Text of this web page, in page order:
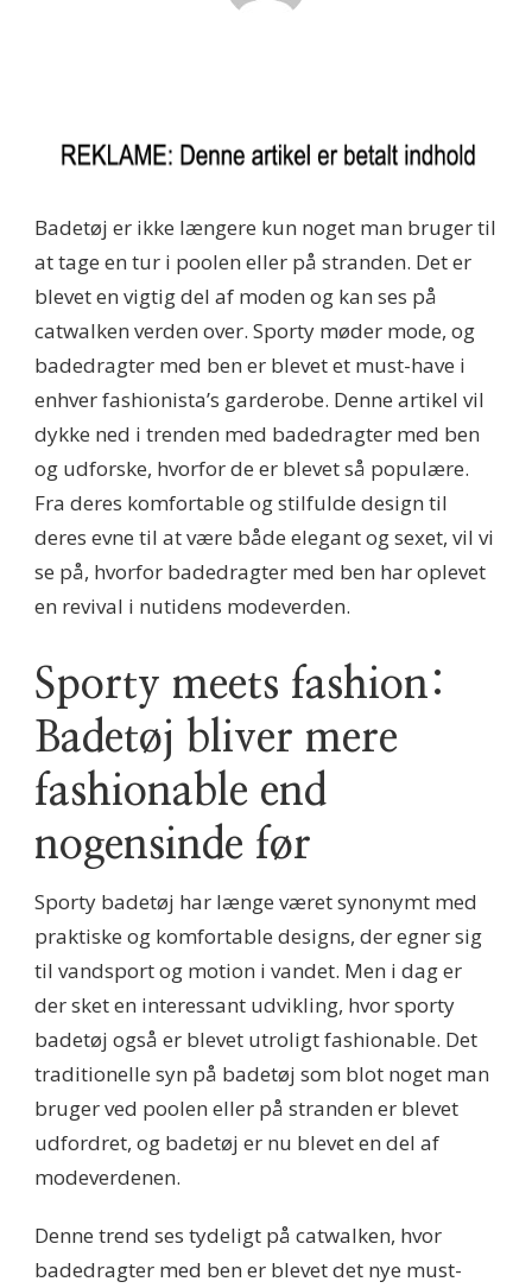
Badetøj er ikke længere kun noget man bruger til
at tage en tur i poolen eller på stranden. Det er
blevet en vigtig del af moden og kan ses på
catwalken verden over. Sporty møder mode, og
badedragter med ben er blevet et must-have i
enhver fashionista’s garderobe. Denne artikel vil
dykke ned i trenden med badedragter med ben
og udforske, hvorfor de er blevet så populære.
Fra deres komfortable og stilfulde design til
deres evne til at være både elegant og sexet, vil vi
se på, hvorfor badedragter med ben har oplevet
en revival i nutidens modeverden.
Sporty meets fashion:
Badetøj bliver mere
fashionable end
nogensinde før
Sporty badetøj har længe været synonymt med
praktiske og komfortable designs, der egner sig
til vandsport og motion i vandet. Men i dag er
der sket en interessant udvikling, hvor sporty
badetøj også er blevet utroligt fashionable. Det
traditionelle syn på badetøj som blot noget man
bruger ved poolen eller på stranden er blevet
udfordret, og badetøj er nu blevet en del af
modeverdenen.
Denne trend ses tydeligt på catwalken, hvor
badedragter med ben er blevet det nye must-